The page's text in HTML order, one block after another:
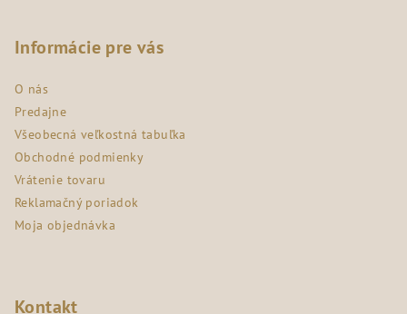
Informácie pre vás
O nás
Predajne
Všeobecná veľkostná tabuľka
Obchodné podmienky
Vrátenie tovaru
Reklamačný poriadok
Moja objednávka
Kontakt